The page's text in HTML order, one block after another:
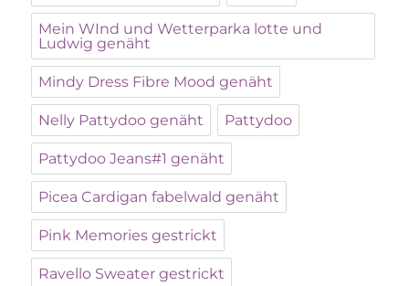
Mein WInd und Wetterparka lotte und
Ludwig genäht
Mindy Dress Fibre Mood genäht
Nelly Pattydoo genäht Pattydoo
Pattydoo Jeans#1 genäht
Picea Cardigan fabelwald genäht
Pink Memories gestrickt
Ravello Sweater gestrickt